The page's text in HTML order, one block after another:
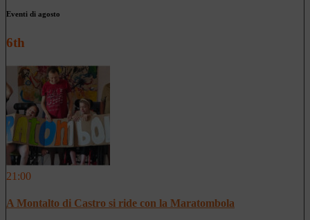
Eventi di agosto
6th
21:00
A Montalto di Castro si ride con la Maratombola